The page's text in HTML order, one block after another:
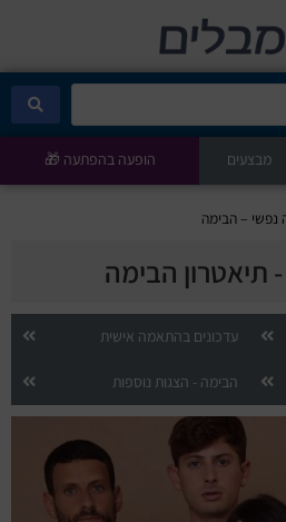
מבצעים הופעה בהפתעה 🎁
– הבימה
הבימה
עדכונים בהתאמה אישית
הבימה - הצגות נוספות